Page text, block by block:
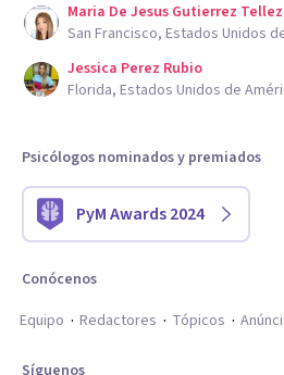
Maria De Jesus Gutierrez Tellez
San Francisco, Estados Unidos
Jessica Perez Rubio
Florida, Estados Unidos de
Psicólogos nominados y premiados
PyM Awards 2024
Conócenos
Equipo
Redactores Tópicos
Síguenos